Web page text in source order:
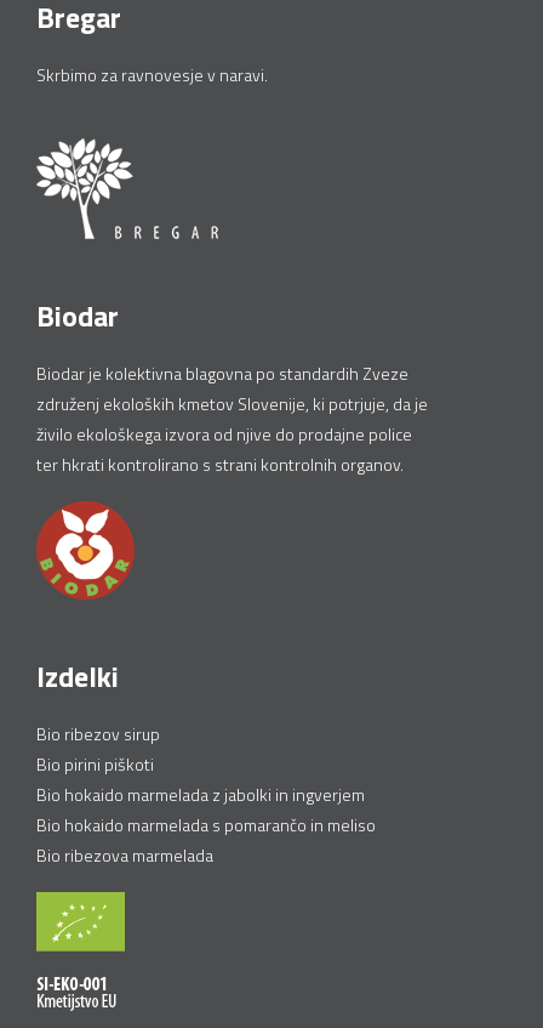
Bregar
Skrbimo za ravnovesje v naravi.
Biodar
Biodar je kolektivna blagovna po standardih Zveze
združenj ekoloških kmetov Slovenije, ki potrjuje, da je
živilo ekološkega izvora od njive do prodajne police
ter hkrati kontrolirano s strani kontrolnih organov.
Izdelki
Bio ribezov sirup
Bio pirini piškoti
Bio hokaido marmelada z jabolki in ingverjem
Bio hokaido marmelada s pomarančo in meliso
Bio ribezova marmelada